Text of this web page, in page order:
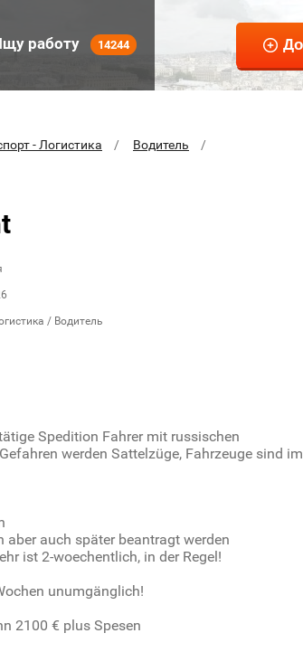
работу 14244
- Логистика
Водитель
/ Водитель
Spedition Fahrer mit russischen
werden Sattelzüge, Fahrzeuge sind im
aber auch später beantragt werden
ist 2-woechentlich, in der Regel!
unumgänglich!
2100 € plus Spesen